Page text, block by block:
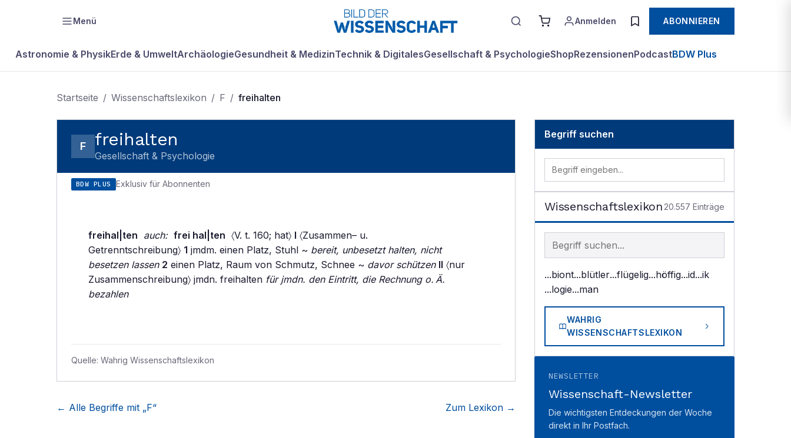
Menü Anmelden ABONNIEREN
Astronomie & PhysikErde & UmweltArchäologieGesundheit & MedizinTechnik & DigitalesGesellschaft & PsychologieShopRezensionenPodcastBDW Plus
Startseite / Wissenschaftslexikon / F / freihalten
F freihalten
Gesellschaft & Psychologie
BDW PLUS Exklusiv für Abonnenten
freihal|ten auch: frei hal|ten 〈V. t. 160; hat〉 I 〈Zusammen– u.
Getrenntschreibung〉 1 jmdm. einen Platz, Stuhl ~ bereit, unbesetzt halten, nicht
besetzen lassen 2 einen Platz, Raum von Schmutz, Schnee ~ davor schützen II 〈nur
Zusammenschreibung〉 jmdn. freihalten für jmdn. den Eintritt, die Rechnung o. Ä.
bezahlen
Quelle: Wahrig Wissenschaftslexikon
← Alle Begriffe mit „F“ Zum Lexikon →
Begriff suchen
Wissenschaftslexikon 20.557 Einträge
Begriff im Lexikon suchen
...biont...blütler...flügelig...höffig...id...ik
...logie...man
WAHRIG
WISSENSCHAFTSLEXIKON
NEWSLETTER
Wissenschaft-Newsletter
Die wichtigsten Entdeckungen der Woche
direkt in Ihr Postfach.